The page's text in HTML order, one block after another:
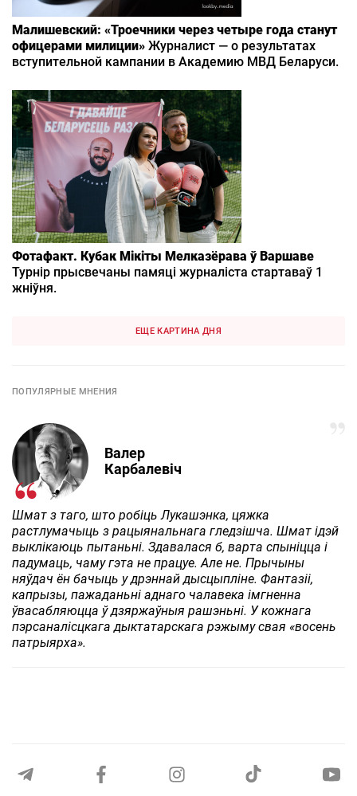
Малишевский: «Троечники через четыре года станут
офицерами милиции» Журналист — о результатах
вступительной кампании в Академию МВД Беларуси.
Фотафакт. Кубак Мікіты Мелказёрава ў Варшаве
Турнір прысвечаны памяці журналіста стартаваў 1
жніўня.
ЕЩЕ КАРТИНА ДНЯ
ПОПУЛЯРНЫЕ МНЕНИЯ
Валер
Карбалевіч
Шмат з таго, што робіць Лукашэнка, цяжка
растлумачыць з рацыянальнага гледзішча. Шмат ідэй
выклікаюць пытаньні. Здавалася б, варта спыніцца і
падумаць, чаму гэта не працуе. Але не. Прычыны
няўдач ён бачыць у дрэннай дысцыпліне. Фантазіі,
капрызы, пажаданьні аднаго чалавека імгненна
ўвасабляюцца ў дзяржаўныя рашэньні. У кожнага
пэрсаналісцкага дыктатарскага рэжыму свая «восень
патрыярха».